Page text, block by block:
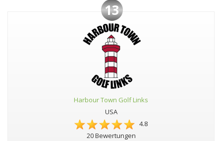
13
Harbour Town Golf Links
USA
4.8
20 Bewertungen